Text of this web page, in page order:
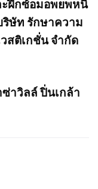
ะฝึกซ้อมอพยพหนี
ษัท รักษาความ
สติเกชั่น จำกัด
าวิลล์ ปิ่นเกล้า